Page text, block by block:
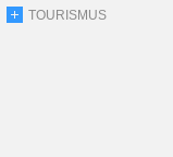
TOURISMUS